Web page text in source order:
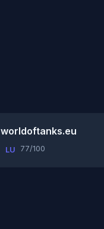
worldoftanks.eu
LU 77/100